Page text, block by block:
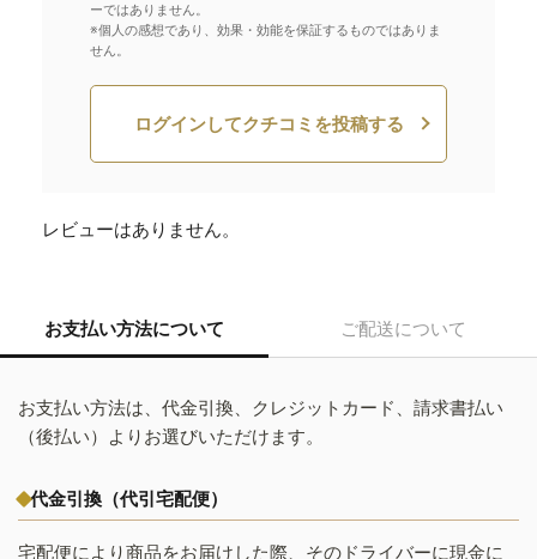
ーではありません。
※個人の感想であり、効果・効能を保証するものではありま
せん。
ログインしてクチコミを投稿する
レビューはありません。
お支払い方法について ご配送について
お支払い方法は、代金引換、クレジットカード、請求書払い
（後払い）よりお選びいただけます。
代金引換（代引宅配便）
宅配便により商品をお届けした際、そのドライバーに現金に